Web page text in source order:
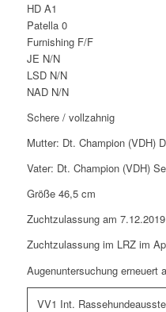
HD A1
Patella 0
Furnishing F/F
JE N/N
LSD N/N
NAD N/N
Schere / vollzahnig
Mutter: Dt. Champion (VDH)
Vater: Dt. Champion (VDH)
Größe 46,5 cm
Zuchtzulassung am
Zuchtzulassung im LRZ im
Augenuntersuchung erneuert
VV1 Int.